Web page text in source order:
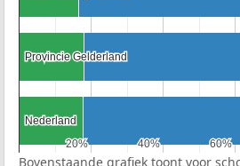
20%
20% 40%
40% 60%
60%
Provincie Gelderland
Provincie Gelderland
Nederland
Nederland
Bovenstaande grafiek toont voor